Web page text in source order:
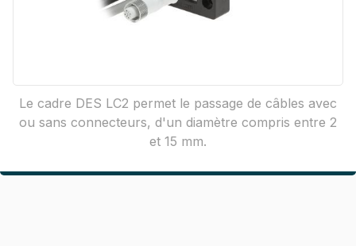
Le cadre DES LC2 permet le passage de câbles avec
ou sans connecteurs, d'un diamètre compris entre 2
et 15 mm.